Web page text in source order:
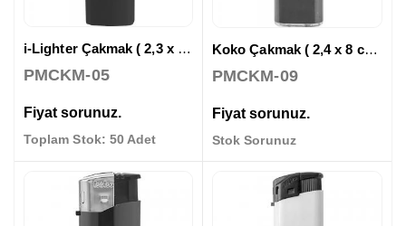
i-Lighter Çakmak ( 2,3 x 7 cm )
PMCKM-05
Fiyat sorunuz.
Toplam Stok: 50 Adet
Koko Çakmak ( 2,4 x 8 cm )
PMCKM-09
Fiyat sorunuz.
Stok Sorunuz